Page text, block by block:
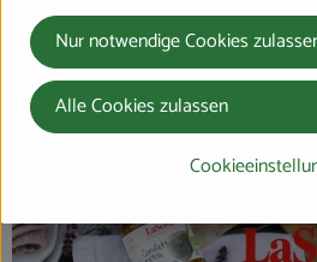
Nur notwendige Cookies
Alle Cookies zulassen